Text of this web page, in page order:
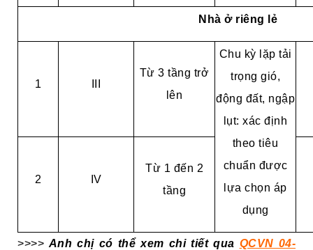
Nhà ở riêng lẻ
1
Từ 3 tầng trở
lên
Chu kỳ lặp tải
trọng gió,
động đất, ngập
lụt: xác định
theo tiêu
chuẩn được
lựa chọn áp
dụng
2 IV
Từ 1 đến 2
tầng
>>>> Anh chị có thể xem chi tiết qua QCVN 04-